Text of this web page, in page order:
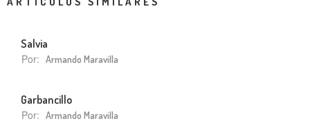
Salvia
Por: Armando Maravilla
Garbancillo
Por: Armando Maravilla